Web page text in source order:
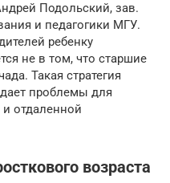
Подольский, зав.
и педагогики МГУ.
ребенку
не в том, что старшие
Такая стратегия
проблемы для
отдаленной
возраста